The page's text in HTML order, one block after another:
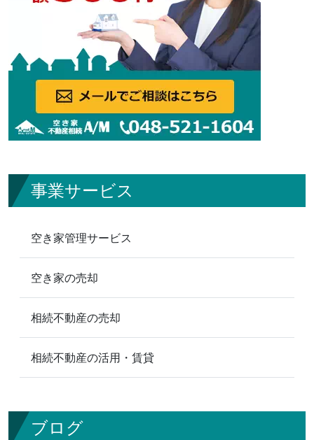
事業サービス
空き家管理サービス
空き家の売却
相続不動産の売却
相続不動産の活用・賃貸
ブログ